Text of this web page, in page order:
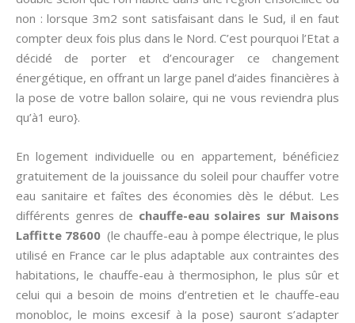
non : lorsque 3m2 sont satisfaisant dans le Sud, il en faut
compter deux fois plus dans le Nord. C’est pourquoi l’Etat a
décidé de porter et d’encourager ce changement
énergétique, en offrant un large panel d’aides financières à
la pose de votre ballon solaire, qui ne vous reviendra plus
qu’à1 euro}.
En logement individuelle ou en appartement, bénéficiez
gratuitement de la jouissance du soleil pour chauffer votre
eau sanitaire et faîtes des économies dès le début. Les
différents genres de chauffe-eau solaires sur Maisons
Laffitte 78600 (le chauffe-eau à pompe électrique, le plus
utilisé en France car le plus adaptable aux contraintes des
habitations, le chauffe-eau à thermosiphon, le plus sûr et
celui qui a besoin de moins d’entretien et le chauffe-eau
monobloc, le moins excesif à la pose) sauront s’adapter